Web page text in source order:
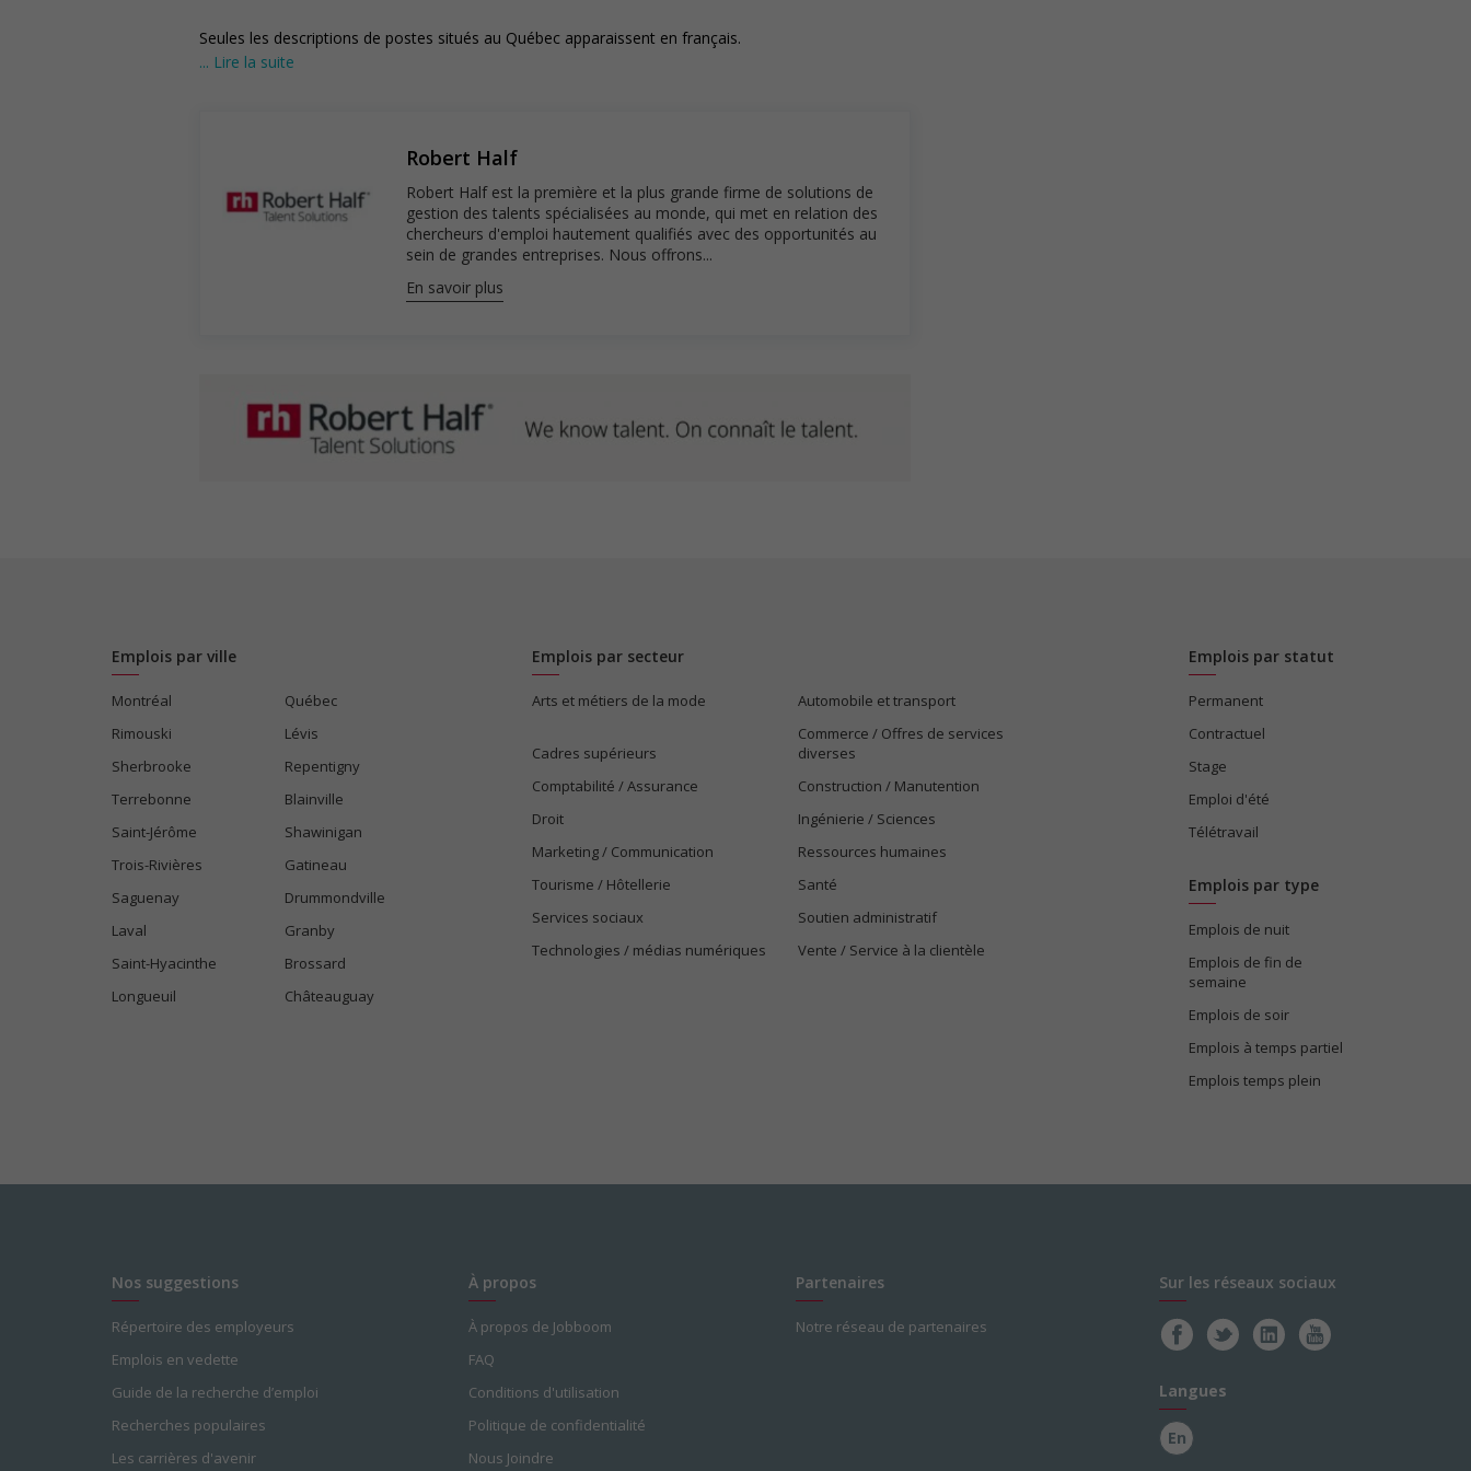
Seules les descriptions de postes situés au Québec apparaissent en français.​
... Lire la suite
Robert Half
Robert Half est la première et la plus grande firme de solutions de
gestion des talents spécialisées au monde, qui met en relation des
chercheurs d'emploi hautement qualifiés avec des opportunités au
sein de grandes entreprises. Nous offrons...
En savoir plus
Emplois par ville
Montréal
Québec
Rimouski
Lévis
Sherbrooke
Repentigny
Terrebonne
Blainville
Saint-Jérôme
Shawinigan
Trois-Rivières
Gatineau
Saguenay
Drummondville
Laval
Granby
Saint-Hyacinthe
Brossard
Longueuil
Châteauguay
Emplois par secteur
Arts et métiers de la mode Automobile et transport
Cadres supérieurs
Commerce / Offres de services
diverses
Comptabilité / Assurance
Construction / Manutention
Droit
Ingénierie / Sciences
Marketing / Communication
Ressources humaines
Tourisme / Hôtellerie
Santé
Services sociaux
Soutien administratif
Technologies / médias numériques
Vente / Service à la clientèle
Emplois par statut
Permanent
Contractuel
Stage
Emploi d'été
Télétravail
Emplois par type
Emplois de nuit
Emplois de fin de
semaine
Emplois de soir
Emplois à temps partiel
Emplois temps plein
Nos suggestions
Répertoire des employeurs
Emplois en vedette
Guide de la recherche d’emploi
Recherches populaires
Les carrières d'avenir
À propos
À propos de Jobboom
FAQ
Conditions d'utilisation
Politique de confidentialité
Nous Joindre
Partenaires
Notre réseau de partenaires
Sur les réseaux sociaux
Langues
En